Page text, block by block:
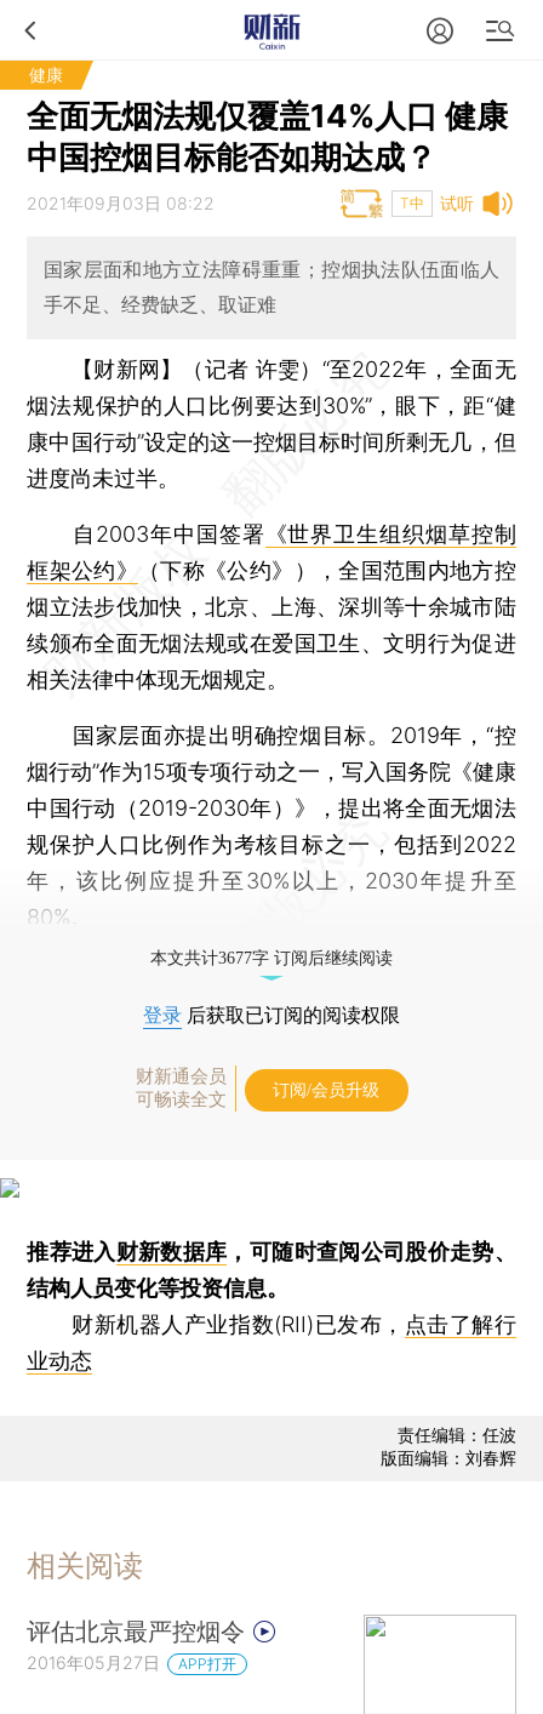
健康
全面无烟法规仅覆盖14%人口 健康
中国控烟目标能否如期达成？
试听
2021年09月03日 08:22 T中
国家层面和地方立法障碍重重；控烟执法队伍面临人
手不足、经费缺乏、取证难
【财新网】（记者 许雯） “至2022年，全面无
烟法规保护的人口比例要达到30%”，眼下，距“健
康中国行动”设定的这一控烟目标时间所剩无几，但
进度尚未过半。
自2003年中国签署 《世界卫生组织烟草控制
框架公约》
（下称《公约》），全国范围内地方控
烟立法步伐加快，北京、上海、深圳等十余城市陆
续颁布全面无烟法规或在爱国卫生、文明行为促进
相关法律中体现无烟规定。
国家层面亦提出明确控烟目标。2019年，“控
烟行动”作为15项专项行动之一，写入国务院《健康
中国行动（2019-2030年）》，提出将全面无烟法
规保护人口比例作为考核目标之一，包括到2022
年，该比例应提升至30%以上，2030年提升至
80%。
本文共计3677字 订阅后继续阅读
登录 后获取已订阅的阅读权限
财新通会员
可畅读全文
订阅/会员升级
推荐进入财新数据库 ，可随时查阅公司股价走势、
结构人员变化等投资信息。
财新机器人产业指数(RII)已发布， 点击了解行
业动态
责任编辑：任波
版面编辑：刘春辉
相关阅读
评估北京最严控烟令
2016年05月27日 APP打开